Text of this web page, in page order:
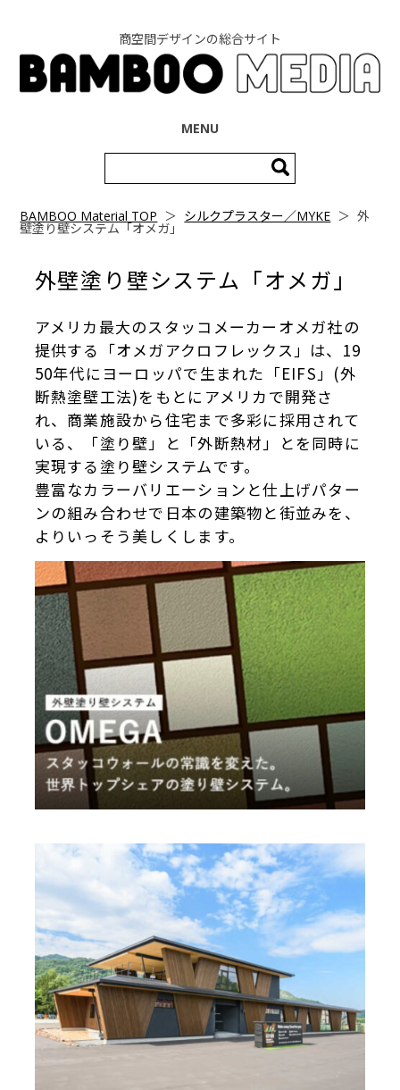
商空間デザインの総合サイト
MENU
索:
BAMBOO Material TOP ＞ シルクプラスター／MYKE ＞外
壁塗り壁システム「オメガ」
外壁塗り壁システム「オメガ」
アメリカ最大のスタッコメーカーオメガ社の
提供する「オメガアクロフレックス」は、19
50年代にヨーロッパで生まれた「EIFS」(外
断熱塗壁工法)をもとにアメリカで開発さ
れ、商業施設から住宅まで多彩に採用されて
いる、「塗り壁」と「外断熱材」とを同時に
実現する塗り壁システムです。
豊富なカラーバリエーションと仕上げパター
ンの組み合わせで日本の建築物と街並みを、
よりいっそう美しくします。